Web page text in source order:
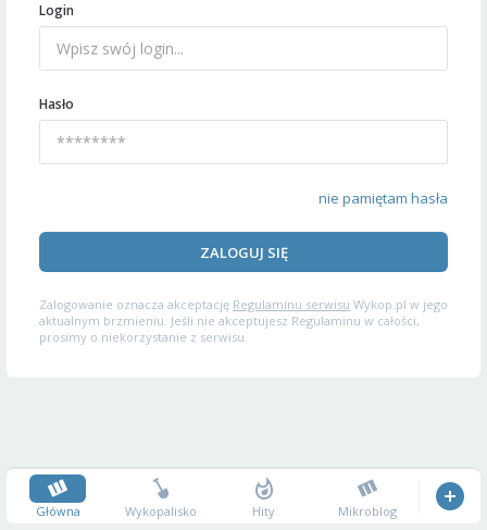
Login
Hasło
nie pamiętam hasła
ZALOGUJ SIĘ
Zalogowanie oznacza akceptację Regulaminu serwisu Wykop.pl w jego
aktualnym brzmieniu. Jeśli nie akceptujesz Regulaminu w całości,
prosimy o niekorzystanie z serwisu.
Główna Wykopalisko Hity Mikroblog